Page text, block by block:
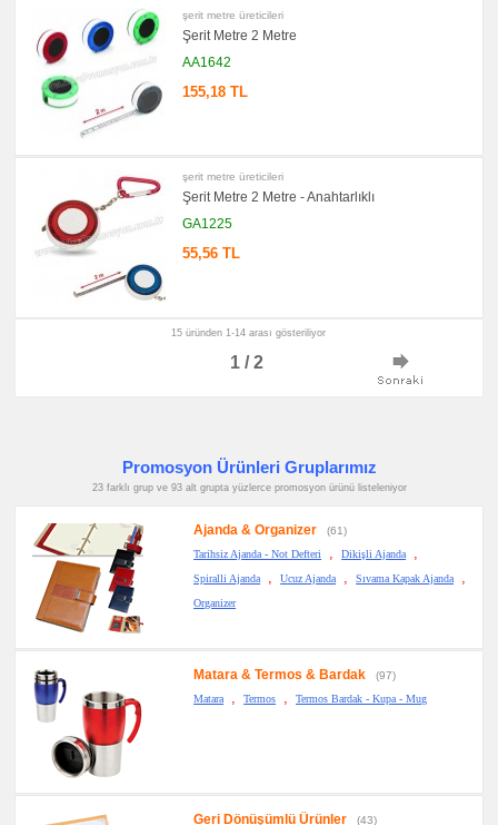
şerit metre üreticileri
Şerit Metre 2 Metre
AA1642
155,18 TL
şerit metre üreticileri
Şerit Metre 2 Metre - Anahtarlıklı
GA1225
55,56 TL
15 üründen 1-14 arası gösteriliyor
1 / 2
Promosyon Ürünleri Gruplarımız
23 farklı grup ve 93 alt grupta yüzlerce promosyon ürünü listeleniyor
Ajanda & Organizer
(61)
Tarihsiz Ajanda - Not Defteri
, Dikişli Ajanda ,
Spiralli Ajanda , Ucuz Ajanda , Sıvama Kapak Ajanda ,
Organizer
Matara & Termos & Bardak
(97)
Matara
, Termos , Termos Bardak - Kupa - Mug
Geri Dönüşümlü Ürünler (43)